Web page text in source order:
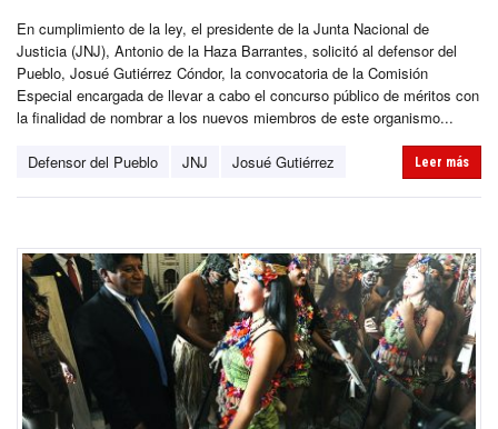
En cumplimiento de la ley, el presidente de la Junta Nacional de
Justicia (JNJ), Antonio de la Haza Barrantes, solicitó al defensor del
Pueblo, Josué Gutiérrez Cóndor, la convocatoria de la Comisión
Especial encargada de llevar a cabo el concurso público de méritos con
la finalidad de nombrar a los nuevos miembros de este organismo...
Defensor del Pueblo JNJ Josué Gutiérrez Leer más